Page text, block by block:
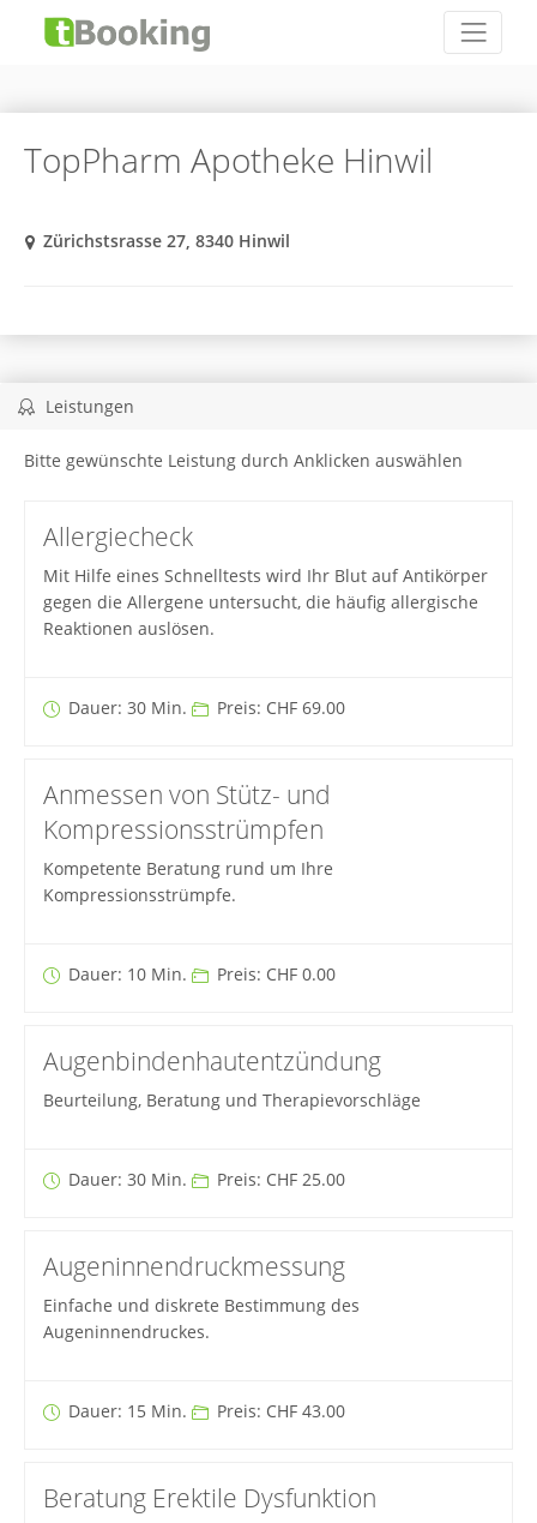
TopPharm Apotheke Hinwil
Zürichstsrasse 27, 8340 Hinwil
Leistungen
Bitte gewünschte Leistung durch Anklicken auswählen
Allergiecheck
Mit Hilfe eines Schnelltests wird Ihr Blut auf Antikörper
gegen die Allergene untersucht, die häufig allergische
Reaktionen auslösen.
Dauer: 30 Min. Preis: CHF 69.00
Anmessen von Stütz- und
Kompressionsstrümpfen
Kompetente Beratung rund um Ihre
Kompressionsstrümpfe.
Dauer: 10 Min. Preis: CHF 0.00
Augenbindenhautentzündung
Beurteilung, Beratung und Therapievorschläge
Dauer: 30 Min. Preis: CHF 25.00
Augeninnendruckmessung
Einfache und diskrete Bestimmung des
Augeninnendruckes.
Dauer: 15 Min. Preis: CHF 43.00
Beratung Erektile Dysfunktion